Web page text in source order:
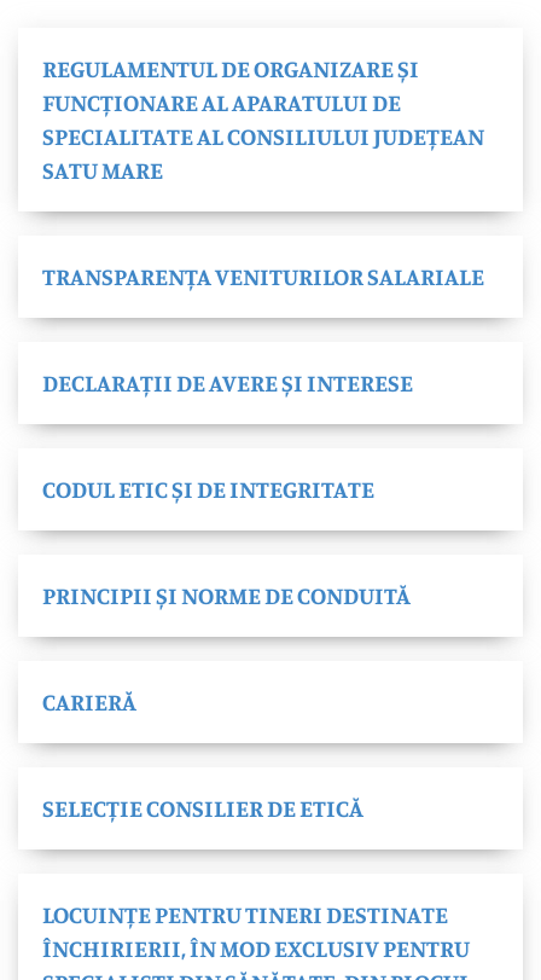
REGULAMENTUL DE ORGANIZARE ȘI
FUNCȚIONARE AL APARATULUI DE
SPECIALITATE AL CONSILIULUI JUDEȚEAN
SATU MARE
TRANSPARENȚA VENITURILOR SALARIALE
DECLARAȚII DE AVERE ȘI INTERESE
CODUL ETIC ȘI DE INTEGRITATE
PRINCIPII ȘI NORME DE CONDUITĂ
CARIERĂ
SELECȚIE CONSILIER DE ETICĂ
LOCUINȚE PENTRU TINERI DESTINATE
ÎNCHIRIERII, ÎN MOD EXCLUSIV PENTRU